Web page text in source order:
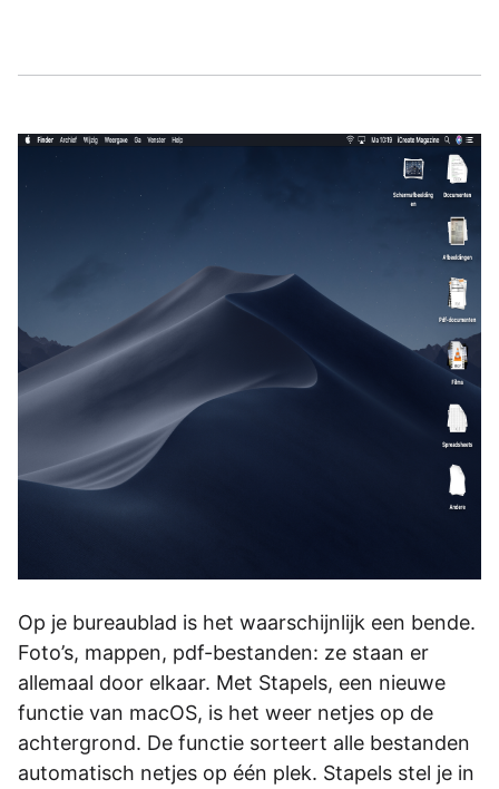
Op je bureaublad is het waarschijnlijk een bende.
Foto’s, mappen, pdf-bestanden: ze staan er
allemaal door elkaar. Met Stapels, een nieuwe
functie van macOS, is het weer netjes op de
achtergrond. De functie sorteert alle bestanden
automatisch netjes op één plek. Stapels stel je in